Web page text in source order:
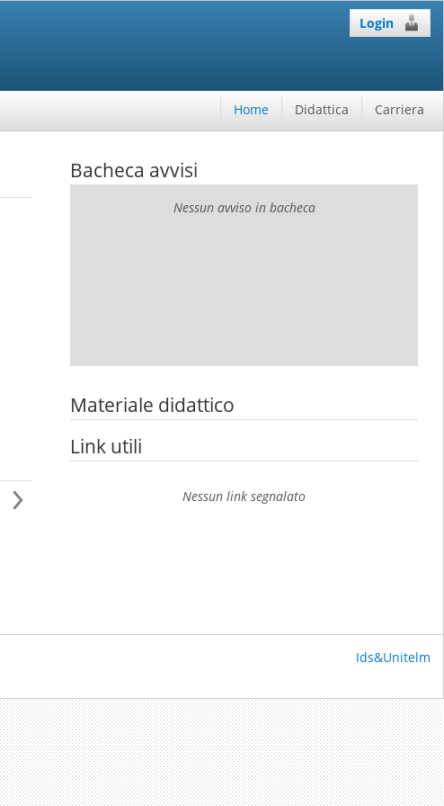
Login
Home Didattica Carriera
Bacheca avvisi
Nessun avviso in bacheca
Materiale didattico
Link utili
Nessun link segnalato
Ids&Unitelm